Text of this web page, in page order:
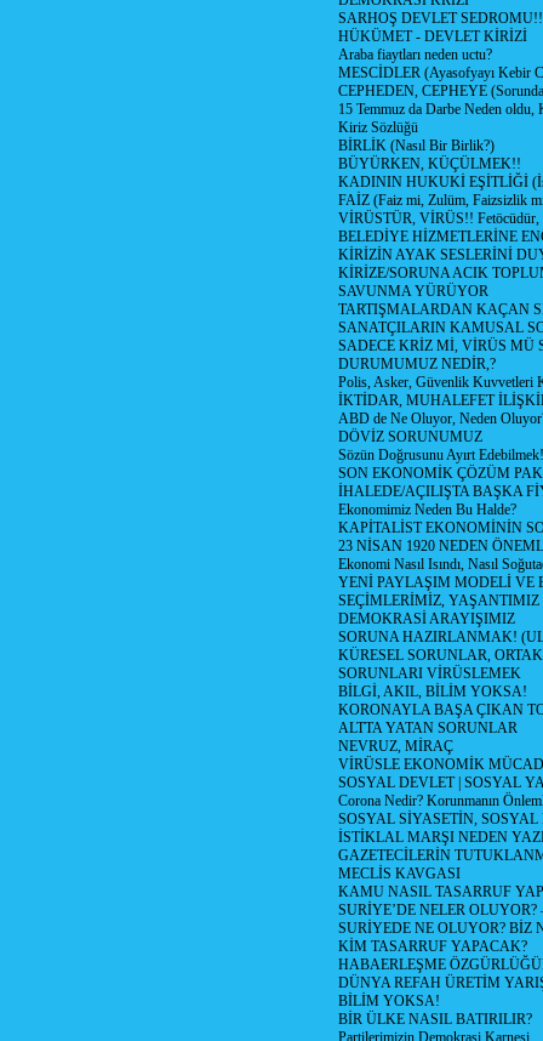
SARHOŞ DEVLET SEDROMU!!
HÜKÜMET - DEVLET KİRİZİ
Araba fiaytları neden uctu?
MESCİDLER (Ayasofyayı Kebir
CEPHEDEN, CEPHEYE
15 Temmuz da Darbe Neden oldu,
Kiriz Sözlüğü
BİRLİK (Nasıl Bir Birlik?)
BÜYÜRKEN, KÜÇÜLMEK!!
KADININ HUKUKİ EŞİTLİĞİ
FAİZ (Faiz mi, Zulüm, Faizsizlik
VİRÜSTÜR, VİRÜS!! Fetöcüdür,
BELEDİYE HİZMETLERİNE
KİRİZİN AYAK SESLERİNİ
KİRİZE/SORUNA ACIK
SAVUNMA YÜRÜYOR
TARTIŞMALARDAN KAÇAN
SANATÇILARIN KAMUSAL
SADECE KRİZ Mİ, VİRÜS MÜ
DURUMUMUZ NEDİR,?
Polis, Asker, Güvenlik Kuvvetleri
İKTİDAR, MUHALEFET
ABD de Ne Oluyor, Neden
DÖVİZ SORUNUMUZ
Sözün Doğrusunu Ayırt Edebilmek!
SON EKONOMİK ÇÖZÜM
İHALEDE/AÇILIŞTA BAŞKA
Ekonomimiz Neden Bu Halde?
KAPİTALİST EKONOMİNİN
23 NİSAN 1920 NEDEN
Ekonomi Nasıl Isındı, Nasıl
YENİ PAYLAŞIM MODELİ VE
SEÇİMLERİMİZ, YAŞANTIMIZ
DEMOKRASİ ARAYIŞIMIZ
SORUNA HAZIRLANMAK!
KÜRESEL SORUNLAR,
SORUNLARI VİRÜSLEMEK
BİLGİ, AKIL, BİLİM YOKSA!
KORONAYLA BAŞA ÇIKAN
ALTTA YATAN SORUNLAR
NEVRUZ, MİRAÇ
VİRÜSLE EKONOMİK
SOSYAL DEVLET | SOSYAL
Corona Nedir? Korunmanın
SOSYAL SİYASETİN,
İSTİKLAL MARŞI NEDEN
GAZETECİLERİN
MECLİS KAVGASI
KAMU NASIL TASARRUF
SURİYE’DE NELER OLUYOR?
SURİYEDE NE OLUYOR? BİZ
KİM TASARRUF YAPACAK?
HABAERLEŞME
DÜNYA REFAH ÜRETİM
BİLİM YOKSA!
BİR ÜLKE NASIL BATIRILIR?
Partilerimizin Demokrasi Karnesi